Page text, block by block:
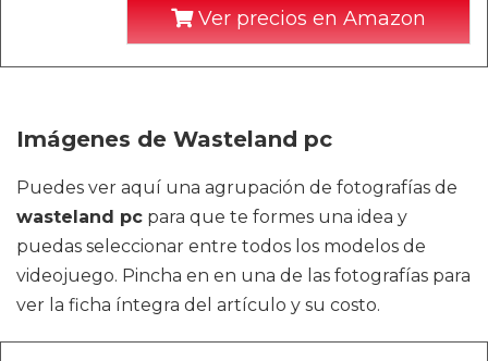
Ver precios en Amazon
Imágenes de Wasteland pc
Puedes ver aquí una agrupación de fotografías de
wasteland pc para que te formes una idea y
puedas seleccionar entre todos los modelos de
videojuego. Pincha en en una de las fotografías para
ver la ficha íntegra del artículo y su costo.